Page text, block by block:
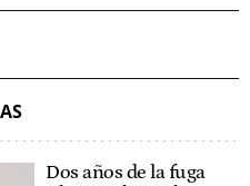
Dos años de la fuga